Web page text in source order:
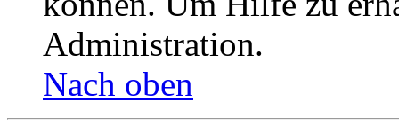
Administration.
Nach oben